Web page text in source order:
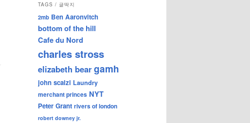
TAGS / 글딱지
2mb Ben Aaronvitch
bottom of the hill
Cafe du Nord
charles stross
elizabeth beargamh
john scalzi Laundry
merchant princes NYT
Peter Grant rivers of london
robert downey jr.